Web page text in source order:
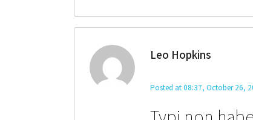
Leo Hopkins
Posted at 08:37, October 26,